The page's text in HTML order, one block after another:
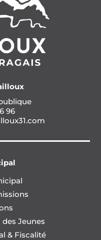
96
Jeunes
& Fiscalité